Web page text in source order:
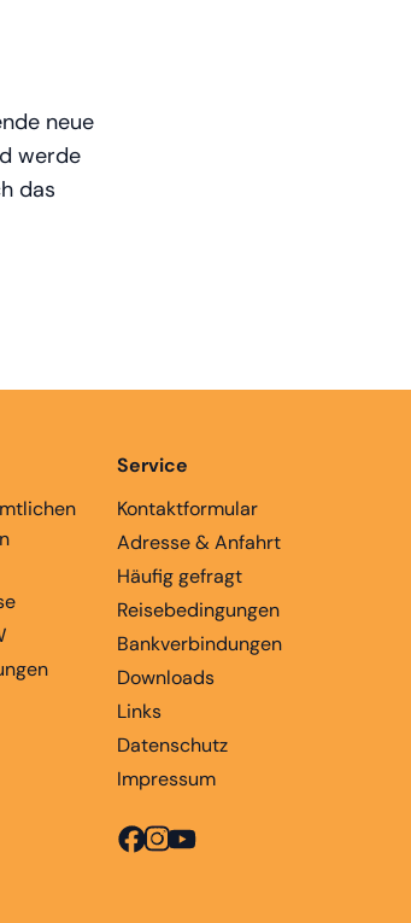
neue
werde
das
Service
Kontaktformular
Adresse & Anfahrt
Häufig gefragt
Reisebedingungen
Bankverbindungen
Downloads
Links
Datenschutz
Impressum